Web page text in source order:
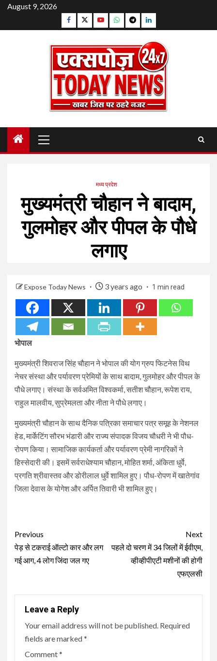
Skip
content
August 9, 2026
Facebook
TwitterYouTubeWhatsapp
TelegramLinkedin
Menu
मध्य प्रदेश
मुख्यमंत्री चौहान ने बादाम,
गुलमोहर और पीपल के पौधे
लगाए
Expose Today News 3 years ago 1 min read
भोपाल
मुख्यमंत्री शिवराज सिंह चौहान ने भोपाल की योग ग्रुप फिटनेस विथ
नेचर संस्था और पर्यावरण प्रेमियों के साथ बादाम, गुलमोहर और पीपल के
पौधे लगाए। संस्था के सर्वअमित विश्वकर्मा, सतीश चौहान, रूपेश राय,
राहुल मालवीय, सुप्रेमलता और नीता ने पौधे लगाए।
मुख्यमंत्री चौहान के साथ दैनिक पत्रिका समाचार पत्र समूह के नेशनल
हेड, मार्केटिंग सौरभ भंडारी और राज्य संपादक विजय चौधरी ने भी पौध-
रोपण किया। सामाजिक कार्यकर्ता और पर्यावरण प्रेमी नागरिकों ने
हिस्सेदारी की। इसमें सर्वराधेश्याम चौहान, मोहित शर्मा, अंकिता धुर्वे,
प्रगति श्रीवास्तव और डोरीलाल धुर्वे शामिल हुए। पौध-रोपण में खातेगांव
जिला देवास के योगेश और अर्पित तिवारी भी शामिल हुए।
Continue
Reading
Previous
पेड़ से टकराई ऑल्टो कार और लग
गई आग, 4 लोग जिंदा जल गए
Next
पहले दो चरण में 34 जिलों में ईवीएम,
व्हीव्हीपीएटी मशीनों की होगी
एफएलसी
Leave a Reply
Your email address will not be published. Required
fields are marked*
Comment*